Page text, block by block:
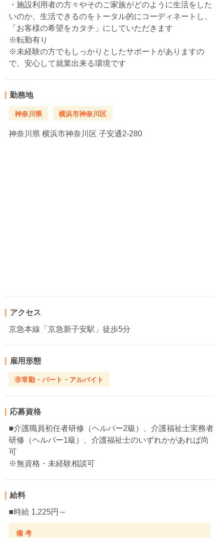
・施設利用者の方々やそのご家族がどのように生活をした
いのか、生活できるのをトータル的にコーディネートし、
「お客様の希望をカタチ」にしていただきます
※転勤有り
※未経験の方でもしっかりとしたサポートがありますの
で、安心して就業出来る環境です
勤務地
神奈川県 横浜市神奈川区
神奈川県 横浜市神奈川区 子安通2-280
アクセス
京急本線「京急新子安駅」徒歩5分
雇用形態
非常勤・パート・アルバイト
応募資格
■介護職員初任者研修（ヘルパー2級）、介護福祉士実務者
研修（ヘルパー1級）、介護福祉士のいずれかがあれば尚
可
※無資格・未経験相談可
給料
■時給 1,225円～
備 考